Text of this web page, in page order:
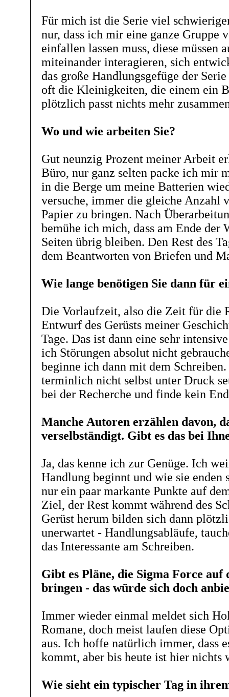
Für mich ist die Serie viel
nur, dass ich mir eine ganze Gruppe
einfallen lassen muss, diese müssen
miteinander interagieren, sich
das große Handlungsgefüge der
oft die Kleinigkeiten, die einem ein
plötzlich passt nichts mehr
Wo und wie arbeiten Sie?
Gut neunzig Prozent meiner Arbeit
Büro, nur ganz selten packe ich mir
in die Berge um meine Batterien
versuche, immer die gleiche Anzahl
Papier zu bringen. Nach
bemühe ich mich, dass am Ende der
Seiten übrig bleiben. Den Rest des
dem Beantworten von Briefen und
Wie lange benötigen Sie dann für
Die Vorlaufzeit, also die Zeit für die
Entwurf des Gerüsts meiner
Tage. Das ist dann eine sehr
ich Störungen absolut nicht
beginne ich dann mit dem
terminlich nicht selbst unter Druck
bei der Recherche und finde kein
Manche Autoren erzählen davon,
verselbständigt. Gibt es das bei
Ja, das kenne ich zur Genüge. Ich
Handlung beginnt und wie sie enden
nur ein paar markante Punkte auf
Ziel, der Rest kommt während des
Gerüst herum bilden sich dann
unerwartet - Handlungsabläufe,
das Interessante am Schreiben.
Gibt es Pläne, die Sigma Force auf
bringen - das würde sich doch
Immer wieder einmal meldet sich
Romane, doch meist laufen diese
aus. Ich hoffe natürlich immer, dass
kommt, aber bis heute ist hier
Wie sieht ein typischer Tag in